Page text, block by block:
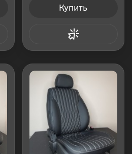
Купить